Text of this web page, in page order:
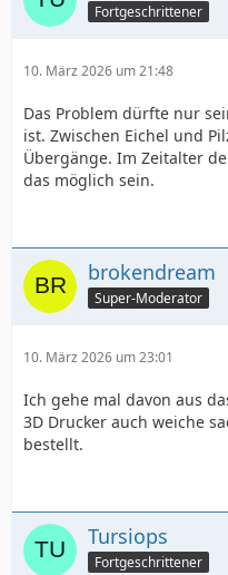
Fortgeschrittener
10. März 2026 um 21:48
Das Problem dürfte nur
ist. Zwischen Eichel und
Übergänge. Im Zeitalter
das möglich sein.
brokendream
Super-Moderator
10. März 2026 um 23:01
Ich gehe mal davon aus
3D Drucker auch weiche
bestellt.
Tursiops
Fortgeschrittener